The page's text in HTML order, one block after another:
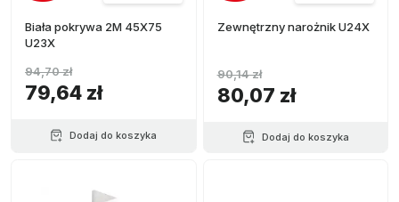
Biała pokrywa 2M 45X75
U23X
79,64 zł
94,70 zł
Dodaj do koszyka
Zewnętrzny narożnik U24X
80,07 zł
90,14 zł
Dodaj do koszyka